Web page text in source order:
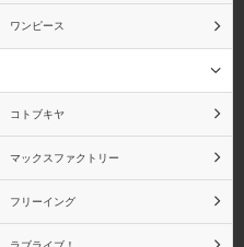
ねんどろいど
ワンピース
コトブキヤ
マックスファクトリー
フリーイング